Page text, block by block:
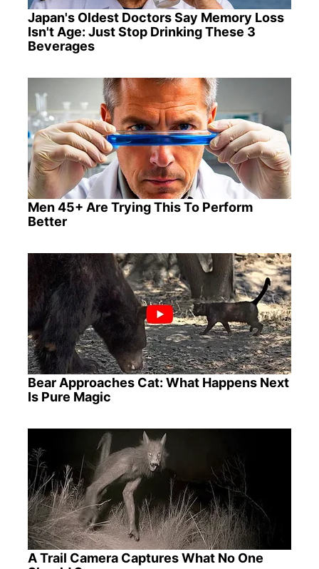
Japan's Oldest Doctors Say Memory Loss
Isn't Age: Just Stop Drinking These 3
Beverages
Men 45+ Are Trying This To Perform
Better
Bear Approaches Cat: What Happens Next
Is Pure Magic
A Trail Camera Captures What No One